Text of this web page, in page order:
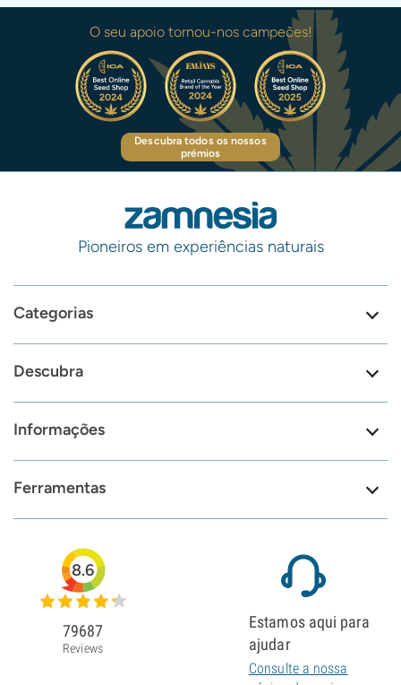
O seu apoio tornou-nos campeões!
Descubra todos os nossos
prémios
Pioneiros em experiências naturais
Categorias
Descubra
Informações
Ferramentas
8.6
79687
Reviews
Estamos aqui para
ajudar
Consulte a nossa